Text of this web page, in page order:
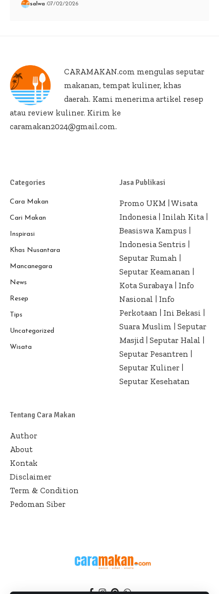
salwa 07/02/2026
CARAMAKAN.com mengulas seputar
makanan, tempat kuliner, khas
daerah. Kami menerima artikel resep
atau review kuliner. Kirim ke
caramakan2024@gmail.com.
Categories
Cara Makan
Cari Makan
Inspirasi
Khas Nusantara
Mancanegara
News
Resep
Tips
Uncategorized
Wisata
Jasa Publikasi
Promo UKM | Wisata
Indonesia | Inilah Kita |
Beasiswa Kampus |
Indonesia Sentris |
Seputar Rumah |
Seputar Keamanan |
Kota Surabaya | Info
Nasional | Info
Perkotaan | Ini Bekasi |
Suara Muslim | Seputar
Masjid | Seputar Halal |
Seputar Pesantren |
Seputar Kuliner |
Seputar Kesehatan
Tentang Cara Makan
Author
About
Kontak
Disclaimer
Term & Condition
Pedoman Siber